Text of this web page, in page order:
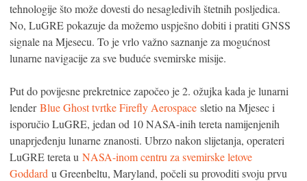
tehnologije što može dovesti do nesagledivih štetnih posljedica.
No, LuGRE pokazuje da možemo uspješno dobiti i pratiti GNSS
signale na Mjesecu. To je vrlo važno saznanje za mogućnost
lunarne navigacije za sve buduće svemirske misije.
Put do povijesne prekretnice započeo je 2. ožujka kada je lunarni
lenderBlue Ghost tvrtke Firefly Aerospace sletio na Mjesec i
isporučio LuGRE, jedan od 10 NASA-inih tereta namijenjenih
unaprjeđenju lunarne znanosti. Ubrzo nakon slijetanja, operateri
LuGRE tereta u NASA-inom centru za svemirske letove
Goddard u Greenbeltu, Maryland, počeli su provoditi svoju prvu